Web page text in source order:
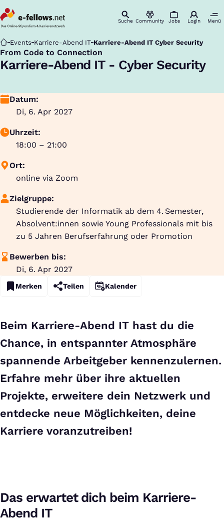
Suche Community Jobs Login Menü
Startseite
Events Karriere-Abend IT Karriere-Abend IT Cyber Security
From Code to Connection
:
Karriere-Abend IT - Cyber Security
Datum:
Di, 6. Apr 2027
Uhrzeit:
18:00 – 21:00
Ort:
online via Zoom
Zielgruppe:
Studierende der Informatik ab dem 4. Semester,
Absolvent:innen sowie Young Professionals mit bis
zu 5 Jahren Berufserfahrung oder Promotion
Bewerben bis:
Di, 6. Apr 2027
Merken Teilen Kalender
Beim Karriere-Abend IT hast du die
Chance, in entspannter Atmosphäre
spannende Arbeitgeber kennenzulernen.
Erfahre mehr über ihre aktuellen
Projekte, erweitere dein Netzwerk und
entdecke neue Möglichkeiten, deine
Karriere voranzutreiben!
Das erwartet dich beim Karriere-
Abend IT